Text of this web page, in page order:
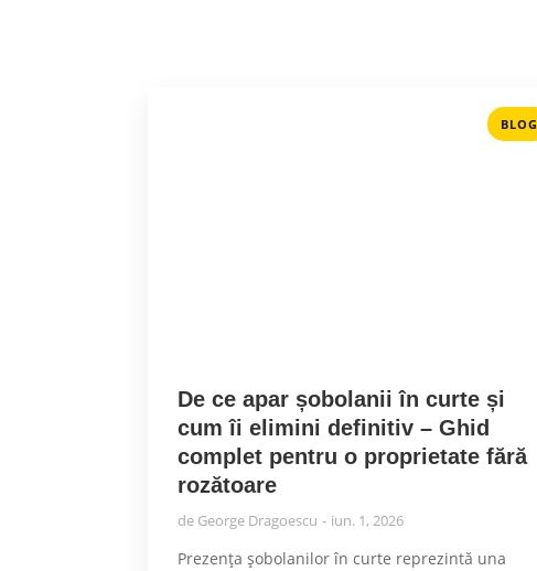
BLOG
De ce apar șobolanii în curte și
cum îi elimini definitiv – Ghid
complet pentru o proprietate fără
rozătoare
de George Dragoescu iun. 1, 2026
Prezența șobolanilor în curte reprezintă una